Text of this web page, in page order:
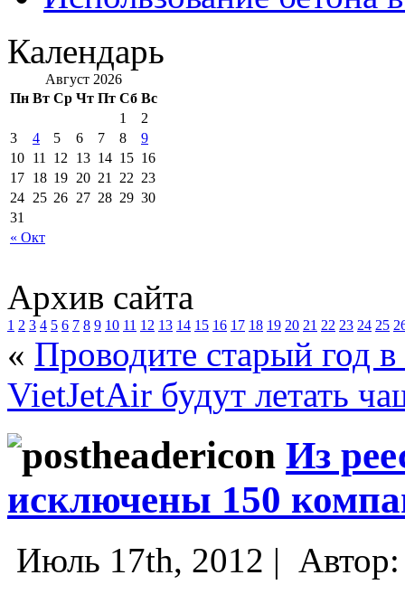
Календарь
Август 2026
Пн Вт Ср Чт Пт Сб Вс
« Окт
1
2
3
4 5 6 7 8
9
10 11 12 13 14 15 16
17 18 19 20 21 22 23
24 25 26 27 28 29 30
31
Архив сайта
1 2 3 4 5 6 7 8 9 10 11 12 13 14 15 16 17 18 19 20 21 22 23 24 25
« Проводите старый год
VietJetAir будут летать
Из
исключены 150
Июль 17th, 2012 |